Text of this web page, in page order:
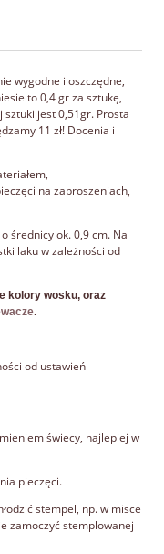
KOSZTÓW
wygodne i oszczędne,
to 0,4 gr za sztukę,
sztuki jest 0,51gr. Prosta
11 zł! Docenia i
na zaproszeniach,
średnicy ok. 0,9 cm. Na
laku w zależności od
kolory wosku, oraz
.
od ustawień
świecy, najlepiej w
pieczęci.
stempel, np. w misce
zamoczyć stemplowanej